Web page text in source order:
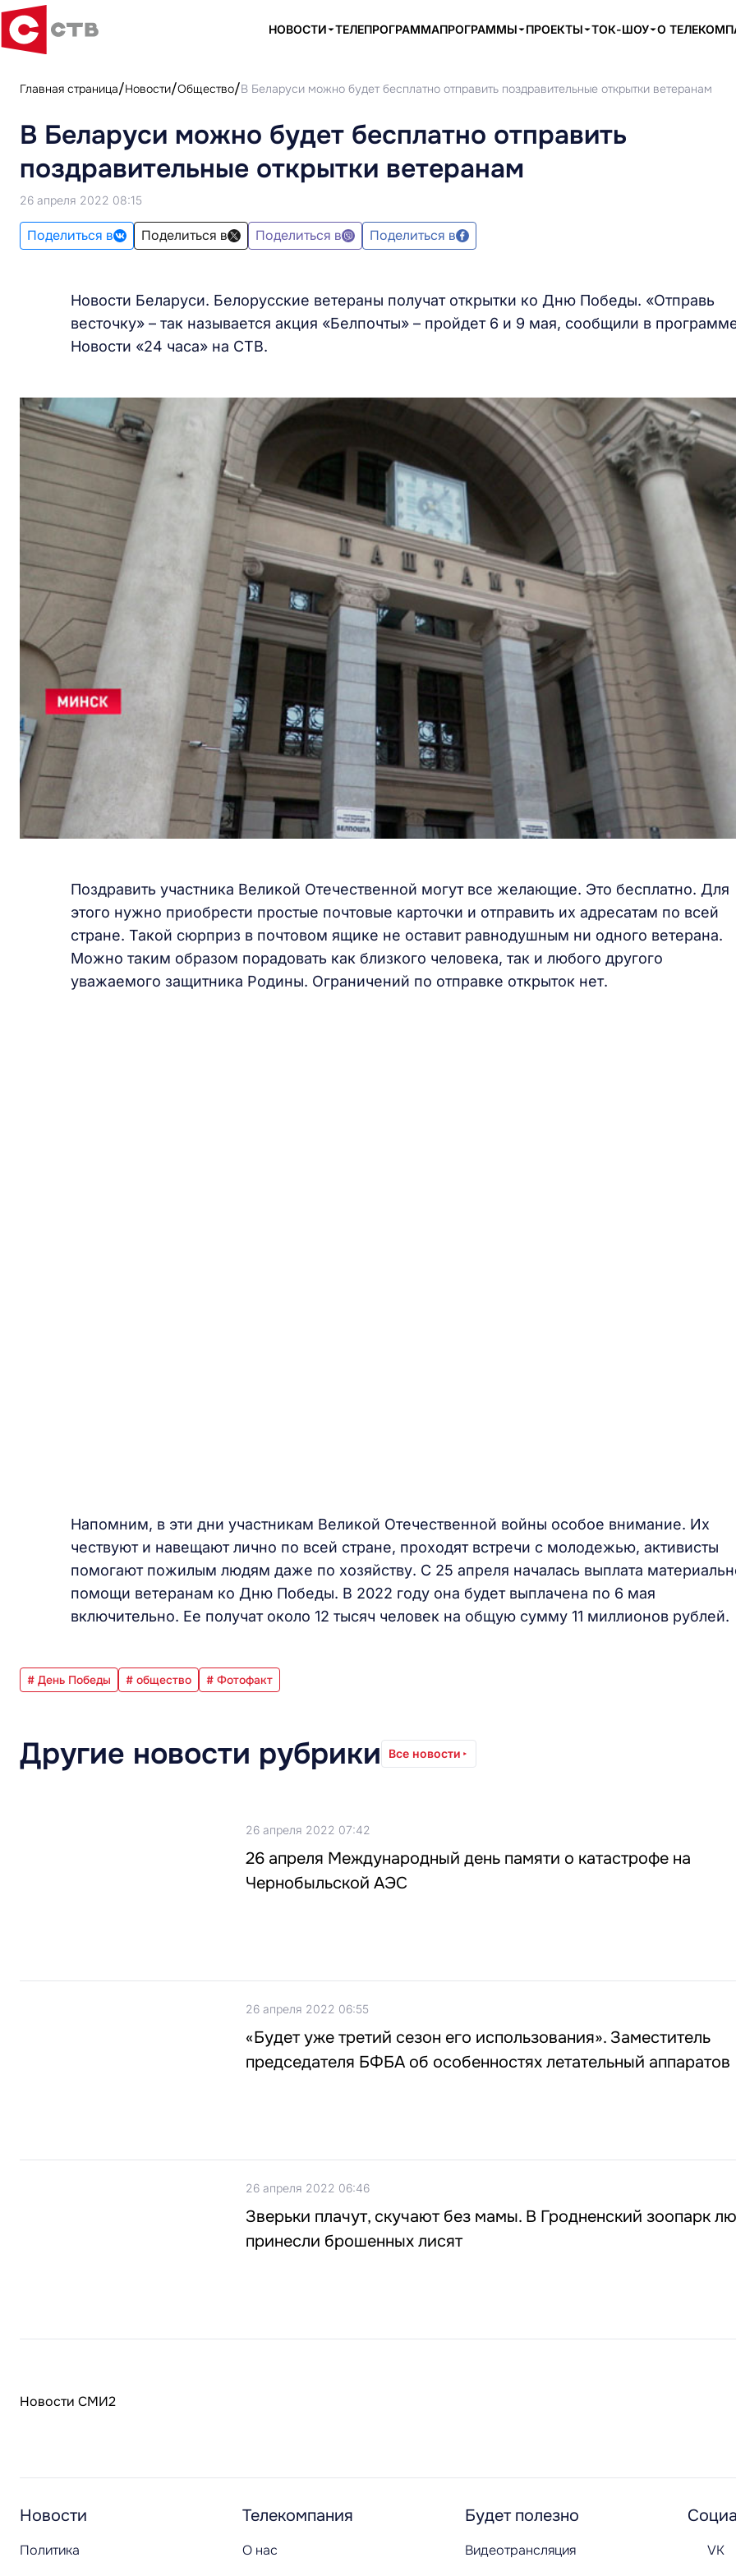
НОВОСТИ ТЕЛЕПРОГРАММАПРОГРАММЫ ПРОЕКТЫ ТОК-ШОУ О
Главная страница Новости Общество В Беларуси можно будет бесплатно отправить поздравительные открытки ветеранам
В Беларуси можно будет бесплатно отправить
поздравительные открытки ветеранам
26 апреля 2022 08:15
Поделиться в Поделиться в Поделиться в Поделиться в
Новости Беларуси. Белорусские ветераны получат открытки ко Дню Победы. «Отправь
весточку» – так называется акция «Белпочты» – пройдет 6 и 9 мая, сообщили в
Новости «24 часа» на СТВ.
Поздравить участника Великой Отечественной могут все желающие. Это бесплатно. Для
этого нужно приобрести простые почтовые карточки и отправить их адресатам по всей
стране. Такой сюрприз в почтовом ящике не оставит равнодушным ни одного ветерана.
Можно таким образом порадовать как близкого человека, так и любого другого
уважаемого защитника Родины. Ограничений по отправке открыток нет.
Напомним, в эти дни участникам Великой Отечественной войны особое внимание. Их
чествуют и навещают лично по всей стране, проходят встречи с молодежью, активисты
помогают пожилым людям даже по хозяйству. С 25 апреля началась выплата
помощи ветеранам ко Дню Победы. В 2022 году она будет выплачена по 6 мая
включительно. Ее получат около 12 тысяч человек на общую сумму 11 миллионов
# День Победы # общество # Фотофакт
Другие новости рубрики Все новости
26 апреля 2022 07:42
26 апреля Международный день памяти о катастрофе на
Чернобыльской АЭС
26 апреля 2022 06:55
«Будет уже третий сезон его использования». Заместитель
председателя БФБА об особенностях летательный аппаратов
26 апреля 2022 06:46
Зверьки плачут, скучают без мамы. В Гродненский зоопарк
принесли брошенных лисят
Новости СМИ2
Новости
Политика
Телекомпания
О нас
Будет полезно
Видеотрансляция
VK